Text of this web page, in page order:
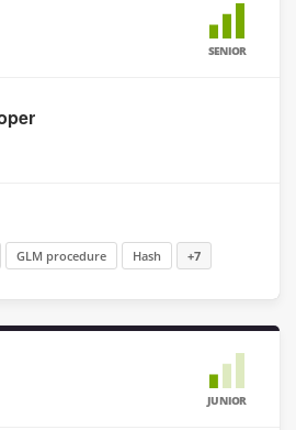
SENIOR
GLM procedure Hash +7
JUNIOR